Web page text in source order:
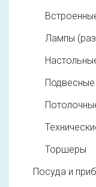
Лампы
Торшеры
Посуда и